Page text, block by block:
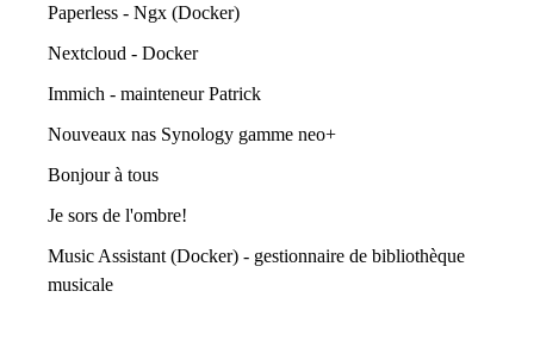
Paperless - Ngx (Docker)
Nextcloud - Docker
Immich - mainteneur Patrick
Nouveaux nas Synology gamme neo+
Bonjour à tous
Je sors de l'ombre!
Music Assistant (Docker) - gestionnaire de bibliothèque
musicale